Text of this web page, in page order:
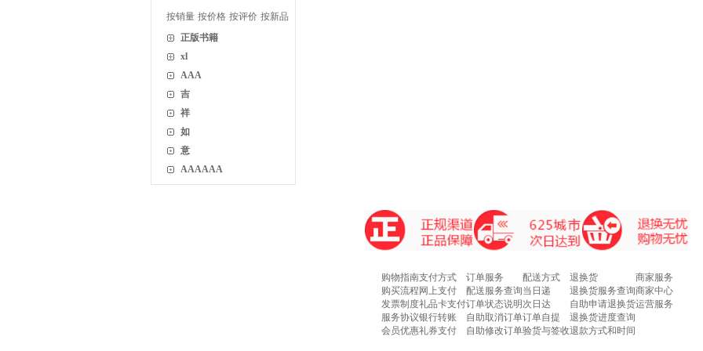
按销量 按价格 按评价 按新品
正版书籍
xl
AAA
吉
祥
如
意
AAAAAA
购物指南
购买流程
发票制度
服务协议
会员优惠
支付方式
网上支付
礼品卡支付
银行转账
礼券支付
订单服务
配送服务查询
订单状态说明
自助取消订单
自助修改订单
配送方式
当日递
次日达
订单自提
验货与签收
退换货
退换货服务查询
自助申请退换货
退换货进度查询
退款方式和时间
商家服务
商家中心
运营服务